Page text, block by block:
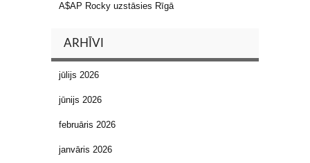
A$AP Rocky uzstāsies Rīgā
ARHĪVI
jūlijs 2026
jūnijs 2026
februāris 2026
janvāris 2026